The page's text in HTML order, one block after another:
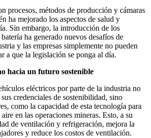
procesos, métodos de producción y cámaras
ha mejorado los aspectos de salud y
Sin embargo, la introducción de los
ha generado nuevos desafíos de
y las empresas simplemente no pueden
a que la legislación se ponga al día.
hacia un futuro sostenible
eléctricos por parte de la industria no
credenciales de sostenibilidad, sino
como la capacidad de esta tecnología para
en las operaciones mineras. Esto, a su
de ventilación y refrigeración, mejora la
y reduce los costos de ventilación.